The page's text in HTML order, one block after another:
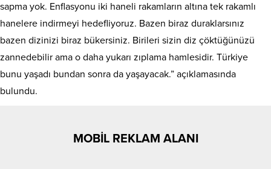
sapma yok. Enflasyonu iki haneli rakamların altına tek rakamlı
hanelere indirmeyi hedefliyoruz. Bazen biraz duraklarsınız
bazen dizinizi biraz bükersiniz. Birileri sizin diz çöktüğünüzü
zannedebilir ama o daha yukarı zıplama hamlesidir. Türkiye
bunu yaşadı bundan sonra da yaşayacak.” açıklamasında
bulundu.
MOBİL REKLAM ALANI